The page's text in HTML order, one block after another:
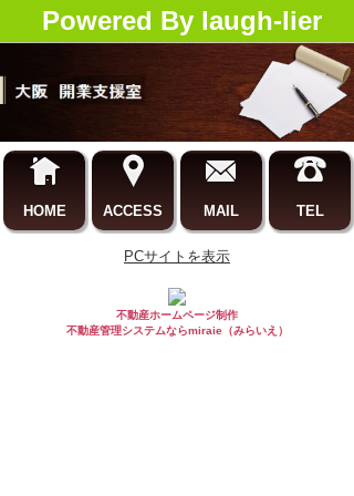
Powered By laugh-lier
HOME ACCESS MAIL TEL
PCサイトを表示
不動産ホームページ制作
不動産管理システムならmiraie（みらいえ）